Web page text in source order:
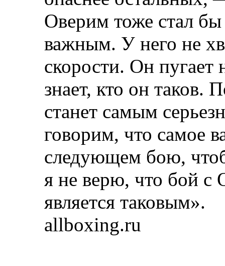
Оверим тоже стал
важным. У него не
скорости. Он пугает
знает, кто он таков.
станет самым
говорим, что самое
следующем бою,
я не верю, что бой с
является таковым».
allboxing.ru